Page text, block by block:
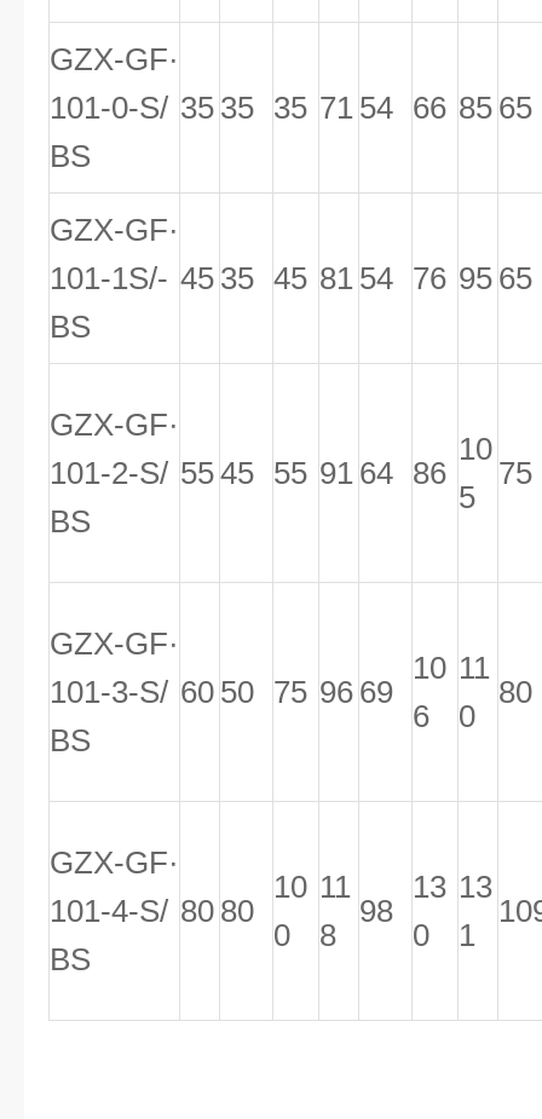
GZX-GF·
101-0-S/
BS
35 35 35 71 54 66 85 65
GZX-GF·
101-1S/-
BS
45 35 45 81 54 76 95 65
GZX-GF·
101-2-S/
BS
5545 55 91 64 86
10
5
75
GZX-GF·
101-3-S/
BS
60 50 75 96 69
10
6
11
0
80
GZX-GF·
101-4-S/
BS
80 80
10
0
11
8
98
13
0
13
1